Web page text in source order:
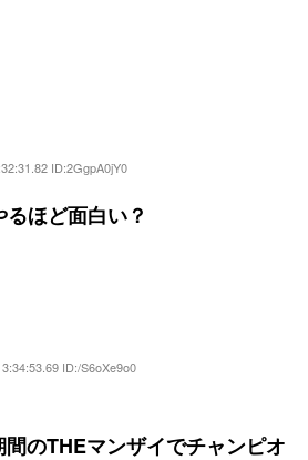
ID:2GgpA0jY0
ほど面白い？
ID:/S6oXe9o0
のTHEマンザイでチャンピオ